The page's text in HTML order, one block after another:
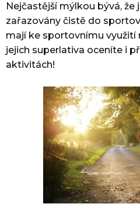
Nejčastější mýlkou bývá,
zařazovány čistě do
mají ke sportovnímu využití
jejich superlativa oceníte i
aktivitách!